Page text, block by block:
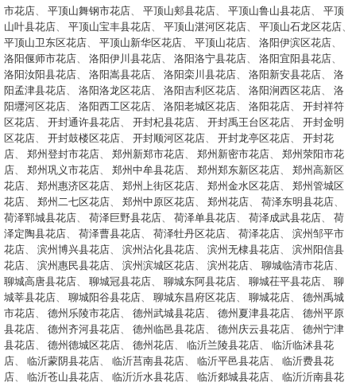
市花店、 平顶山舞钢市花店、 平顶山郏县花店、 平顶山鲁山县花店、 平顶
山叶县花店、 平顶山宝丰县花店、 平顶山湛河区花店、 平顶山石龙区花店、
平顶山卫东区花店、 平顶山新华区花店、 平顶山花店、 洛阳伊滨区花店、
洛阳偃师市花店、 洛阳伊川县花店、 洛阳洛宁县花店、 洛阳宜阳县花店、
洛阳汝阳县花店、 洛阳嵩县花店、 洛阳栾川县花店、 洛阳新安县花店、 洛
阳孟津县花店、 洛阳洛龙区花店、 洛阳吉利区花店、 洛阳涧西区花店、 洛
阳壥河区花店、 洛阳西工区花店、 洛阳老城区花店、 洛阳花店、 开封祥符
区花店、 开封通许县花店、 开封杞县花店、 开封禹王台区花店、 开封金明
区花店、 开封鼓楼区花店、 开封顺河区花店、 开封龙亭区花店、 开封花
店、 郑州登封市花店、 郑州新郑市花店、 郑州新密市花店、 郑州荥阳市花
店、 郑州巩义市花店、 郑州中牟县花店、 郑州郑东新区花店、 郑州高新区
花店、 郑州惠济区花店、 郑州上街区花店、 郑州金水区花店、 郑州管城区
花店、 郑州二七区花店、 郑州中原区花店、 郑州花店、 荷泽东明县花店、
荷泽郓城县花店、 荷泽巨野县花店、 荷泽单县花店、 荷泽成武县花店、 荷
泽定陶县花店、 荷泽曹县花店、 荷泽牡丹区花店、 荷泽花店、 滨州邹平市
花店、 滨州博兴县花店、 滨州沾化县花店、 滨州无棣县花店、 滨州阳信县
花店、 滨州惠民县花店、 滨州滨城区花店、 滨州花店、 聊城临清市花店、
聊城高唐县花店、 聊城冠县花店、 聊城东阿县花店、 聊城茌平县花店、 聊
城莘县花店、 聊城阳谷县花店、 聊城东昌府区花店、 聊城花店、 德州禹城
市花店、 德州乐陵市花店、 德州武城县花店、 德州夏津县花店、 德州平原
县花店、 德州齐河县花店、 德州临邑县花店、 德州庆云县花店、 德州宁津
县花店、 德州德城区花店、 德州花店、 临沂兰陵县花店、 临沂临沭县花
店、 临沂蒙阴县花店、 临沂莒南县花店、 临沂平邑县花店、 临沂费县花
店、 临沂苍山县花店、 临沂沂水县花店、 临沂郯城县花店、 临沂沂南县花